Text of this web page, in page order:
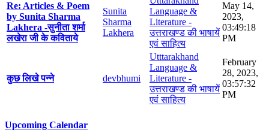
Re: Articles & Poem
by Sunita Sharma
Lakhera -सुनीता शर्मा
लखेरा जी के कविताये
Sunita
Sharma
Lakhera
Language &
Literature -
उत्तराखण्ड की भाषायें
एवं साहित्य
May 14,
2023,
03:49:18
PM
कुछ लिखे पन्ने devbhumi
Utttarakhand
Language &
Literature -
उत्तराखण्ड की भाषायें
एवं साहित्य
February
28, 2023,
03:57:32
PM
Upcoming Calendar